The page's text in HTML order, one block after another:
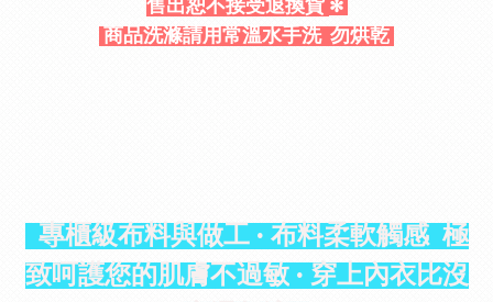
售出恕不接受退換貨 ✻
商品洗滌請用常溫水手洗 勿烘乾
專櫃級布料與做工 · 布料柔軟觸感 極
致呵護您的肌膚不過敏 · 穿上內衣比沒